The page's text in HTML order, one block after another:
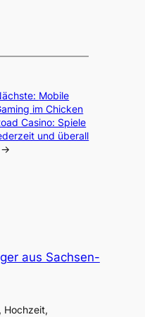
Mobile
im Chicken
Casino: Spiele
und überall
→
aus Sachsen-
Hochzeit,